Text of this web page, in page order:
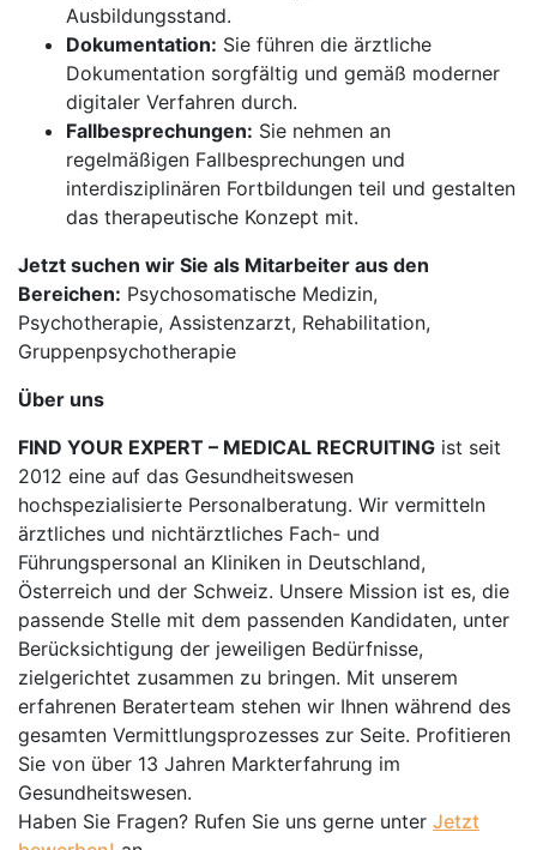
Ausbildungsstand.
Dokumentation: Sie führen die ärztliche
Dokumentation sorgfältig und gemäß moderner
digitaler Verfahren durch.
Fallbesprechungen: Sie nehmen an
regelmäßigen Fallbesprechungen und
interdisziplinären Fortbildungen teil und gestalten
das therapeutische Konzept mit.
Jetzt suchen wir Sie als Mitarbeiter aus den
Bereichen: Psychosomatische Medizin,
Psychotherapie, Assistenzarzt, Rehabilitation,
Gruppenpsychotherapie
Über uns
FIND YOUR EXPERT – MEDICAL RECRUITING ist seit
2012 eine auf das Gesundheitswesen
hochspezialisierte Personalberatung. Wir vermitteln
ärztliches und nichtärztliches Fach- und
Führungspersonal an Kliniken in Deutschland,
Österreich und der Schweiz. Unsere Mission ist es, die
passende Stelle mit dem passenden Kandidaten, unter
Berücksichtigung der jeweiligen Bedürfnisse,
zielgerichtet zusammen zu bringen. Mit unserem
erfahrenen Beraterteam stehen wir Ihnen während des
gesamten Vermittlungsprozesses zur Seite. Profitieren
Sie von über 13 Jahren Markterfahrung im
Gesundheitswesen.
Haben Sie Fragen? Rufen Sie uns gerne unter Jetzt